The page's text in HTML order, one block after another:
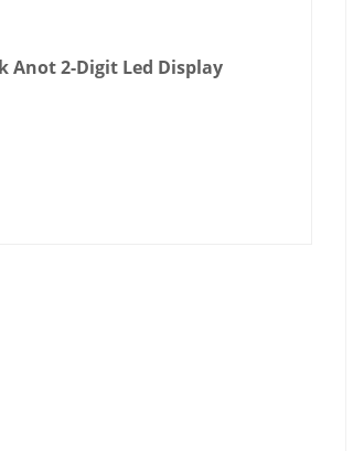
Anot 2-Digit Led Display